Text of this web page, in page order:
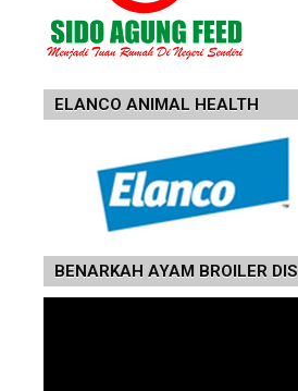
ELANCO ANIMAL HEALTH
BENARKAH AYAM BROILER